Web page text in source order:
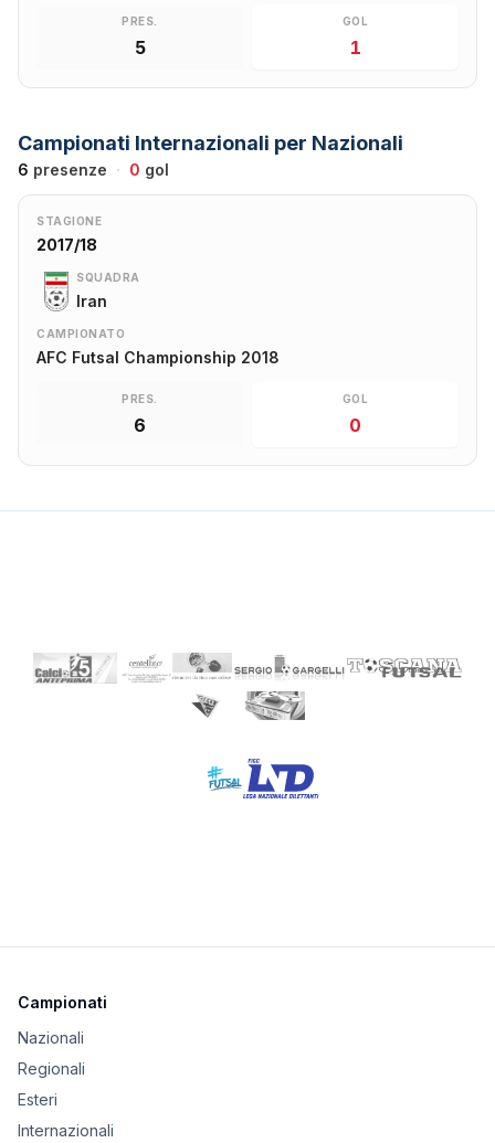
PRES.
5
GOL
1
Campionati Internazionali per Nazionali
6 presenze · 0 gol
STAGIONE
2017/18
SQUADRA
Iran
CAMPIONATO
AFC Futsal Championship 2018
PRES.
6
GOL
0
Campionati
Nazionali
Regionali
Esteri
Internazionali